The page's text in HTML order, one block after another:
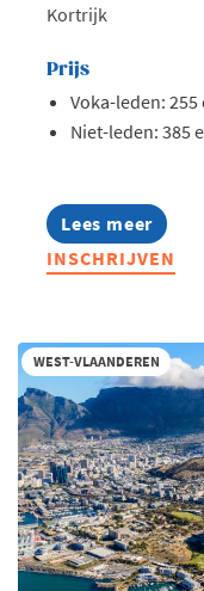
Kortrijk
Prijs
Voka-leden: 255
Niet-leden: 385
Lees meer
about
Opleiding:
Zo
EU-
regels
rond
toe
in
jouw
onderneming
INSCHRIJVEN
WEST-VLAANDEREN